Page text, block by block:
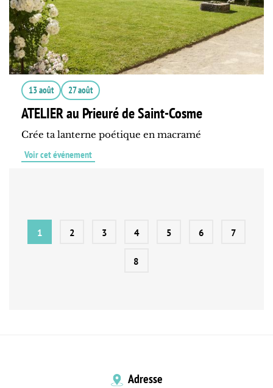
13 août 27 août
ATELIER au Prieuré de Saint-Cosme
Crée ta lanterne poétique en macramé
Voir cet événement
1 2 3 4 5 6 7
8
Adresse